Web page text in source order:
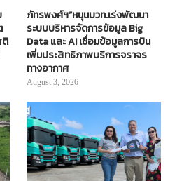
ติ
ภัทรพงศ์ฯ”หนุนบวท.เร่งพัฒนา
ระบบบริหารจัดการข้อมูล Big
Data และ AI เชื่อมข้อมูลการบิน
เพิ่มประสิทธิภาพบริการจราจร
ทางอากาศ
August 3, 2026